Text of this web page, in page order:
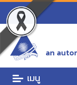
an
เมนู